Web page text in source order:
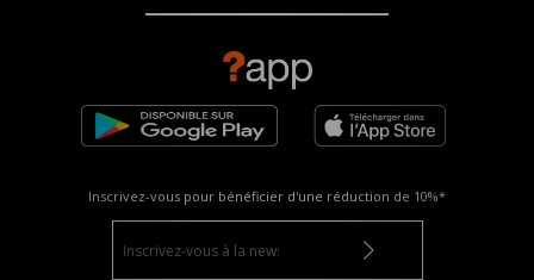
Inscrivez-vous pour bénéficier d'une réduction de 10%*